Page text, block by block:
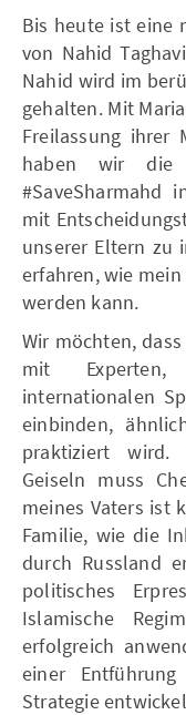
Bis heute ist eine
von Nahid
Nahid wird im
gehalten. Mit
Freilassung ihrer
haben wir die
#SaveSharmahd
mit
unserer Eltern zu
erfahren, wie
werden kann.
Wir möchten,
mit Experten,
internationalen
einbinden,
praktiziert wird.
Geiseln muss
meines Vaters ist
Familie, wie die
durch Russland
politisches
Islamische
erfolgreich
einer
Strategie